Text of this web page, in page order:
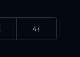
4+